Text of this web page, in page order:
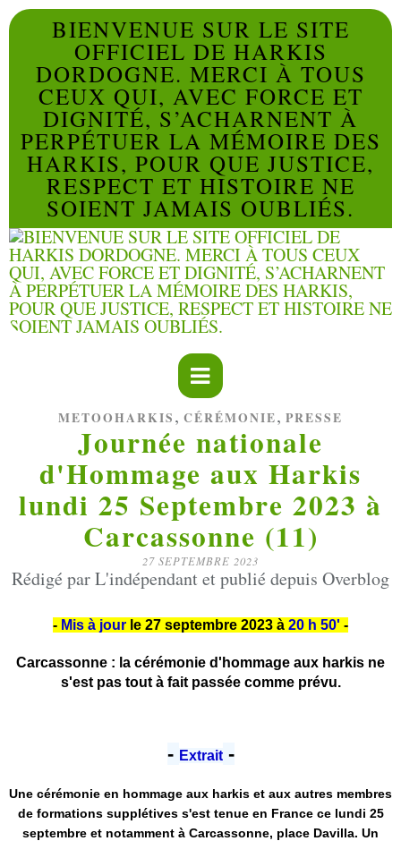
BIENVENUE SUR LE SITE
OFFICIEL DE HARKIS
DORDOGNE. MERCI À TOUS
CEUX QUI, AVEC FORCE ET
DIGNITÉ, S’ACHARNENT À
PERPÉTUER LA MÉMOIRE DES
HARKIS, POUR QUE JUSTICE,
RESPECT ET HISTOIRE NE
SOIENT JAMAIS OUBLIÉS.
METOOHARKIS , CÉRÉMONIE, PRESSE
Journée nationale
d'Hommage aux Harkis
lundi 25 Septembre 2023 à
Carcassonne (11)
27 SEPTEMBRE 2023
Rédigé par L'indépendant et publié depuis Overblog
- Mis à jour le 27 septembre 2023 à 20 h 50' -
Carcassonne : la cérémonie d'hommage aux harkis ne
s'est pas tout à fait passée comme prévu.
- Extrait-
Une cérémonie en hommage aux harkis et aux autres membres
de formations supplétives s'est tenue en France ce lundi 25
septembre et notamment à Carcassonne, place Davilla. Un